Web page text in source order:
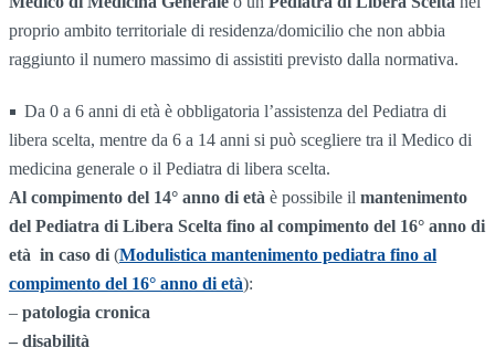
proprio ambito territoriale di residenza/domicilio che non abbia
raggiunto il numero massimo di assistiti previsto dalla normativa.
Da 0 a 6 anni di età è obbligatoria l’assistenza del Pediatra di
libera scelta, mentre da 6 a 14 anni si può scegliere tra il Medico di
medicina generale o il Pediatra di libera scelta.
Al compimento del 14° anno di età è possibile il mantenimento
del Pediatra di Libera Scelta fino al compimento del 16° anno di
età in caso di (Modulistica mantenimento pediatra fino al
compimento del 16° anno di età):
– patologia cronica
– disabilità